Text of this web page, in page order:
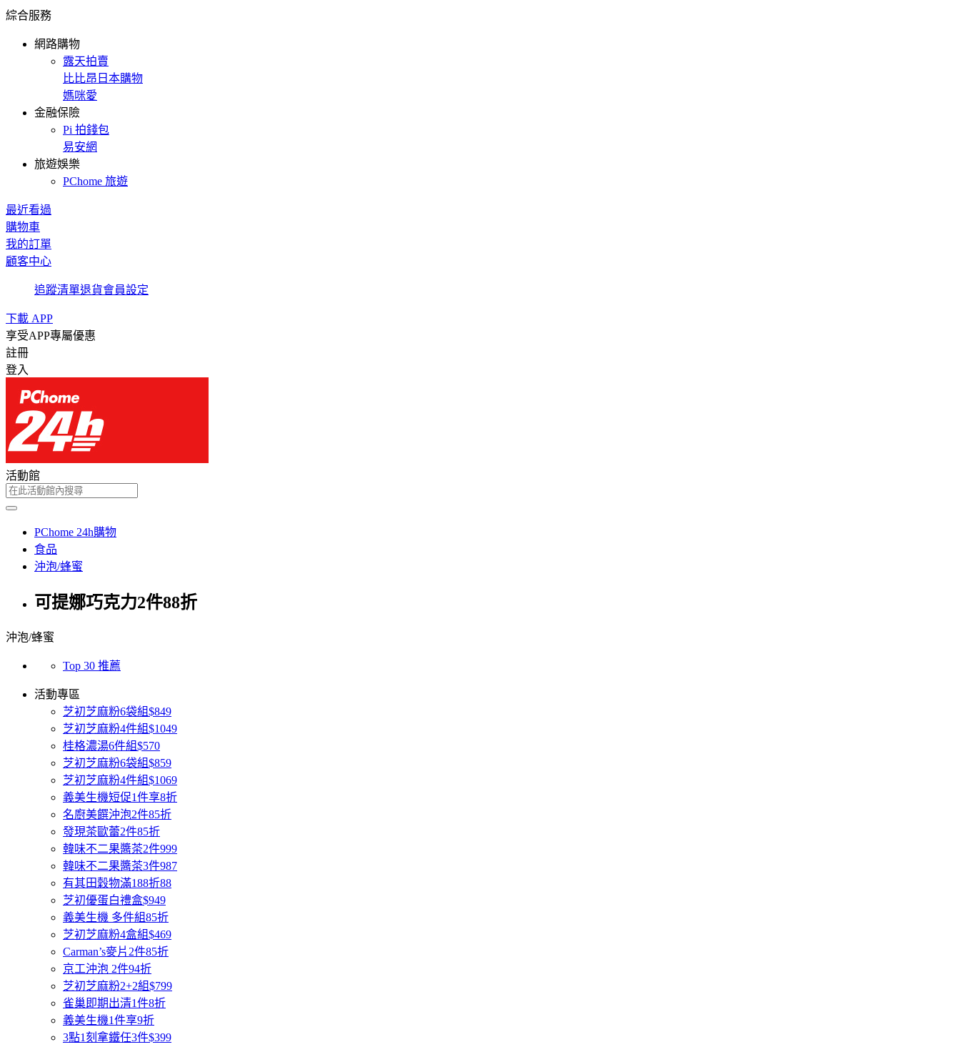
綜合服務
網路購物
露天拍賣
比比昂日本購物
媽咪愛
金融保險
Pi 拍錢包
易安網
旅遊娛樂
PChome 旅遊
最近看過
購物車
我的訂單
顧客中心
追蹤清單退貨會員設定
下載 APP
享受APP專屬優惠
註冊
登入
活動館
PChome 24h購物
食品
沖泡/蜂蜜
可提娜巧克力2件88折
沖泡/蜂蜜
Top 30 推薦
活動專區
芝初芝麻粉6袋組$849
芝初芝麻粉4件組$1049
桂格濃湯6件組$570
芝初芝麻粉6袋組$859
芝初芝麻粉4件組$1069
義美生機短促1件享8折
名廚美饌沖泡2件85折
發現茶歐蕾2件85折
韓味不二果醬茶2件999
韓味不二果醬茶3件987
有其田穀物滿188折88
芝初優蛋白禮盒$949
義美生機 多件組85折
芝初芝麻粉4盒組$469
Carman’s麥片2件85折
京工沖泡 2件94折
芝初芝麻粉2+2組$799
雀巢即期出清1件8折
義美生機1件享9折
3點1刻拿鐵任3件$399